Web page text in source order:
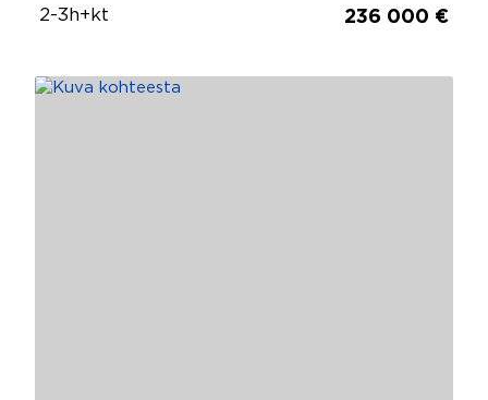
2-3h+kt 236 000 €